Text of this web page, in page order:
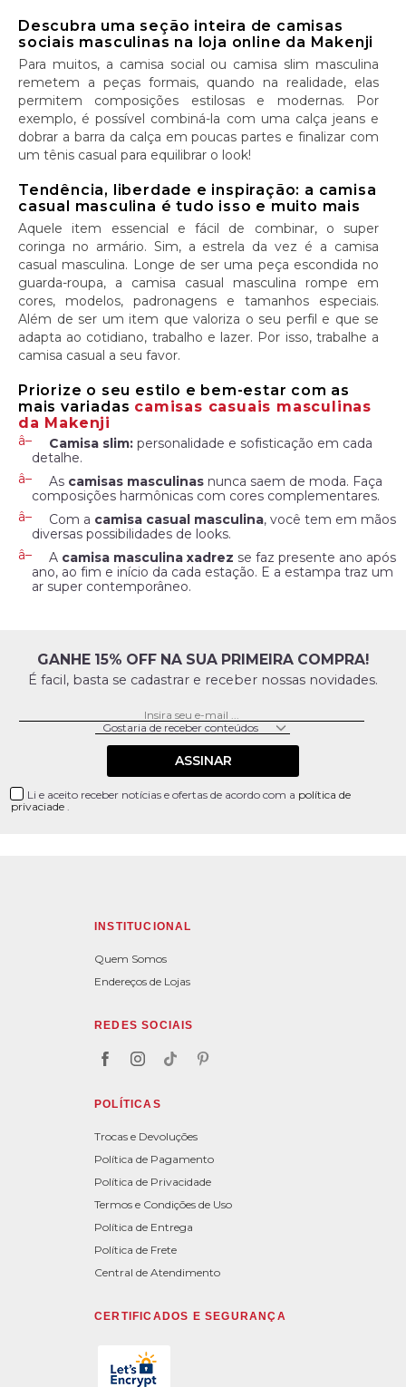
Descubra uma seção inteira de camisas
sociais masculinas na loja online da Makenji
Para muitos, a camisa social ou camisa slim masculina
remetem a peças formais, quando na realidade, elas
permitem composições estilosas e modernas. Por
exemplo, é possível combiná-la com uma calça jeans e
dobrar a barra da calça em poucas partes e finalizar com
um tênis casual para equilibrar o look!
Tendência, liberdade e inspiração: a camisa
casual masculina é tudo isso e muito mais
Aquele item essencial e fácil de combinar, o super
coringa no armário. Sim, a estrela da vez é a camisa
casual masculina. Longe de ser uma peça escondida no
guarda-roupa, a camisa casual masculina rompe em
cores, modelos, padronagens e tamanhos especiais.
Além de ser um item que valoriza o seu perfil e que se
adapta ao cotidiano, trabalho e lazer. Por isso, trabalhe a
camisa casual a seu favor.
Priorize o seu estilo e bem-estar com as
mais variadas camisas casuais masculinas
da Makenji
Camisa slim: personalidade e sofisticação em cada
detalhe.
As camisas masculinas nunca saem de moda. Faça
composições harmônicas com cores complementares.
Com a camisa casual masculina, você tem em mãos
diversas possibilidades de looks.
A camisa masculina xadrez se faz presente ano após
ano, ao fim e início da cada estação. E a estampa traz um
ar super contemporâneo.
GANHE 15% OFF NA SUA PRIMEIRA COMPRA!
É facil, basta se cadastrar e receber nossas novidades.
ASSINAR
Li e aceito receber notícias e ofertas de acordo com a política de
privaciade
INSTITUCIONAL
Quem Somos
Endereços de Lojas
REDES SOCIAIS
POLÍTICAS
Trocas e Devoluções
Política de Pagamento
Política de Privacidade
Termos e Condições de Uso
Política de Entrega
Política de Frete
Central de Atendimento
CERTIFICADOS E SEGURANÇA